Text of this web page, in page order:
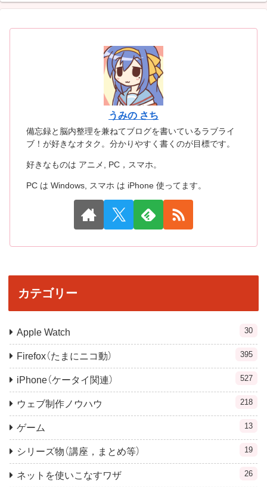
うみの さち
備忘録と脳内整理を兼ねてブログを書いているラブライ
ブ！が好きなオタク。分かりやすく書くのが目標です。
好きなものは アニメ, PC，スマホ。
PC は Windows, スマホ は iPhone 使ってます。
カテゴリー
Apple Watch 30
Firefox（たまにニコ動） 395
iPhone（ケータイ関連） 527
ウェブ制作ノウハウ 218
ゲーム 13
シリーズ物（講座，まとめ等） 19
ネットを使いこなすワザ 26